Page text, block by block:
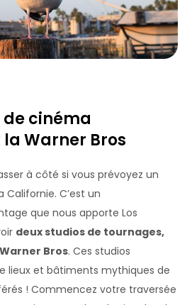
de cinéma
la Warner Bros
à côté si vous prévoyez un
Californie. C’est un
que nous apporte Los
deux studios de tournages,
Bros. Ces studios
lieux et bâtiments mythiques de
! Commencez votre traversée